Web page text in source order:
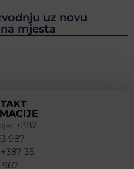
uz novu
mjesta
+387
987
35
967